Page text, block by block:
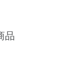
品